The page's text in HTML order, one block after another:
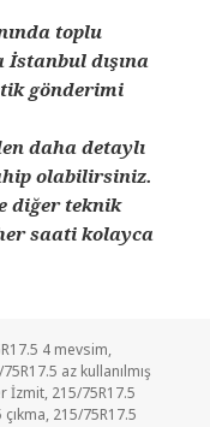
toplu
İstanbul dışına
gönderimi
daha detaylı
olabilirsiniz.
diğer teknik
saati kolayca
4 mevsim,
az kullanılmış
İzmit, 215/75R17.5
, 215/75R17.5